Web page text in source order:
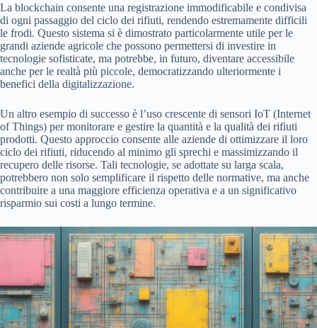
La blockchain consente una registrazione immodificabile e condivisa
di ogni passaggio del ciclo dei rifiuti, rendendo estremamente difficili
le frodi. Questo sistema si è dimostrato particolarmente utile per le
grandi aziende agricole che possono permettersi di investire in
tecnologie sofisticate, ma potrebbe, in futuro, diventare accessibile
anche per le realtà più piccole, democratizzando ulteriormente i
benefici della digitalizzazione.
Un altro esempio di successo è l’uso crescente di sensori IoT (Internet
of Things) per monitorare e gestire la quantità e la qualità dei rifiuti
prodotti. Questo approccio consente alle aziende di ottimizzare il loro
ciclo dei rifiuti, riducendo al minimo gli sprechi e massimizzando il
recupero delle risorse. Tali tecnologie, se adottate su larga scala,
potrebbero non solo semplificare il rispetto delle normative, ma anche
contribuire a una maggiore efficienza operativa e a un significativo
risparmio sui costi a lungo termine.